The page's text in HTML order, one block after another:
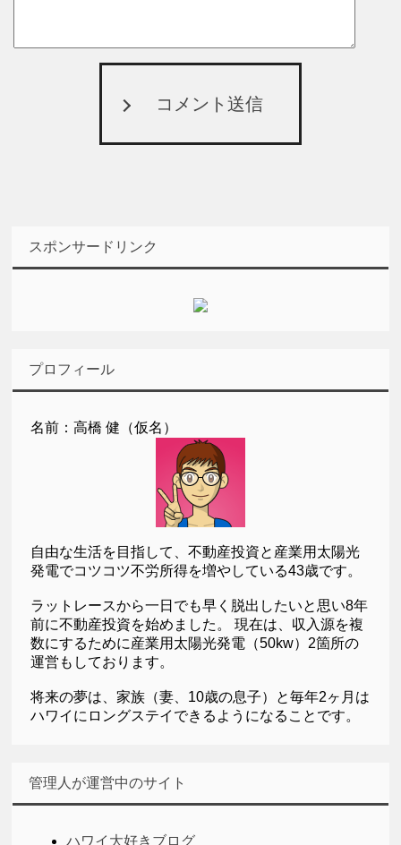
コメント送信
スポンサードリンク
プロフィール
名前：高橋 健（仮名）
自由な生活を目指して、不動産投資と産業用太陽光
発電でコツコツ不労所得を増やしている43歳です。
ラットレースから一日でも早く脱出したいと思い8年
前に不動産投資を始めました。 現在は、収入源を複
数にするために産業用太陽光発電（50kw）2箇所の
運営もしております。
将来の夢は、家族（妻、10歳の息子）と毎年2ヶ月は
ハワイにロングステイできるようになることです。
管理人が運営中のサイト
ハワイ大好きブログ